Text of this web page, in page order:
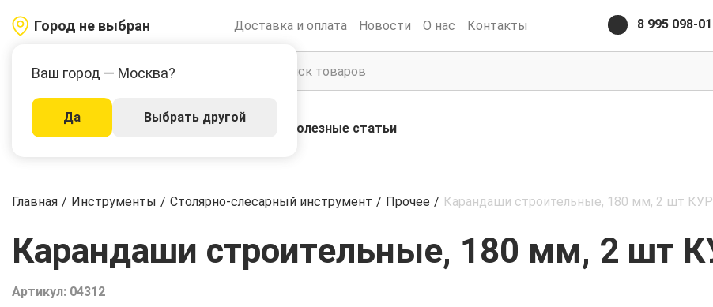
Город не выбран
Ваш город — Москва?
Да Выбрать другой
Доставка и оплата Новости О нас Контакты 8 995 098-
Каталог Акции Полезные статьи
Главная / Инструменты / Столярно-слесарный инструмент / Прочее / Карандаши строительные, 180 мм, 2 шт
Карандаши строительные, 180 мм, 2 шт
Артикул: 04312